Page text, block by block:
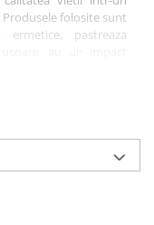
folosite sunt
pastreaza
deosebite.